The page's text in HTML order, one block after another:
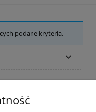
podane kryteria.